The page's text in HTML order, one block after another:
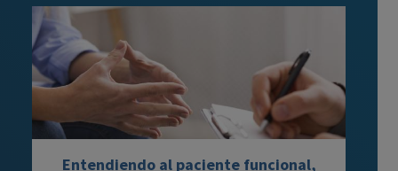
Entendiendo al paciente funcional,